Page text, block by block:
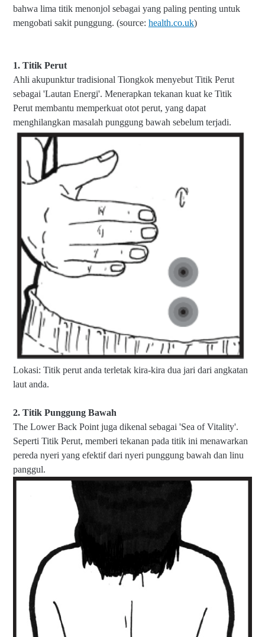
bahwa lima titik menonjol sebagai yang paling penting untuk
mengobati sakit punggung. (source: health.co.uk)
1. Titik Perut
Ahli akupunktur tradisional Tiongkok menyebut Titik Perut
sebagai 'Lautan Energi'. Menerapkan tekanan kuat ke Titik
Perut membantu memperkuat otot perut, yang dapat
menghilangkan masalah punggung bawah sebelum terjadi.
Lokasi: Titik perut anda terletak kira-kira dua jari dari angkatan
laut anda.
2. Titik Punggung Bawah
The Lower Back Point juga dikenal sebagai 'Sea of ​​Vitality'.
Seperti Titik Perut, memberi tekanan pada titik ini menawarkan
pereda nyeri yang efektif dari nyeri punggung bawah dan linu
panggul.